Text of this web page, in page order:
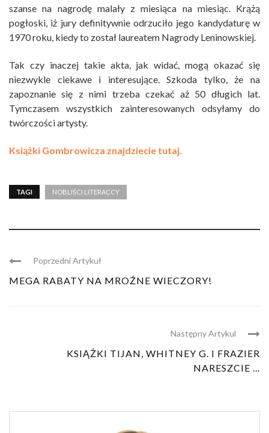
szanse na nagrodę malały z miesiąca na miesiąc. Krążą
pogłoski, iż jury definitywnie odrzuciło jego kandydaturę w
1970 roku, kiedy to został laureatem Nagrody Leninowskiej.
Tak czy inaczej takie akta, jak widać, mogą okazać się
niezwykle ciekawe i interesujące. Szkoda tylko, że na
zapoznanie się z nimi trzeba czekać aż 50 długich lat.
Tymczasem wszystkich zainteresowanych odsyłamy do
twórczości artysty.
Książki Gombrowicza znajdziecie tutaj.
TAGI NOBLIŚCI LITERACCY
Poprzedni Artykuł
MEGA RABATY NA MROŹNE WIECZORY!
Następny Artykul
KSIĄŻKI TIJAN, WHITNEY G. I FRAZIER
NARESZCIE ...